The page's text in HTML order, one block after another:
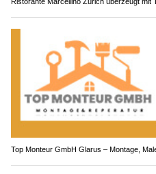
Top Monteur GmbH Glarus – Montage,